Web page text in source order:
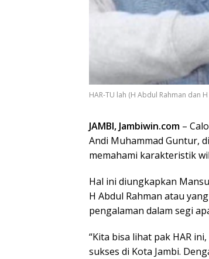
HAR-TU lah (H Abdul Rahman dan
JAMBI, Jambiwin.com –
Andi Muhammad Guntur,
memahami karakteristik
Hal ini diungkapkan
H Abdul Rahman atau
pengalaman dalam segi
“Kita bisa lihat pak HAR
sukses di Kota Jambi.